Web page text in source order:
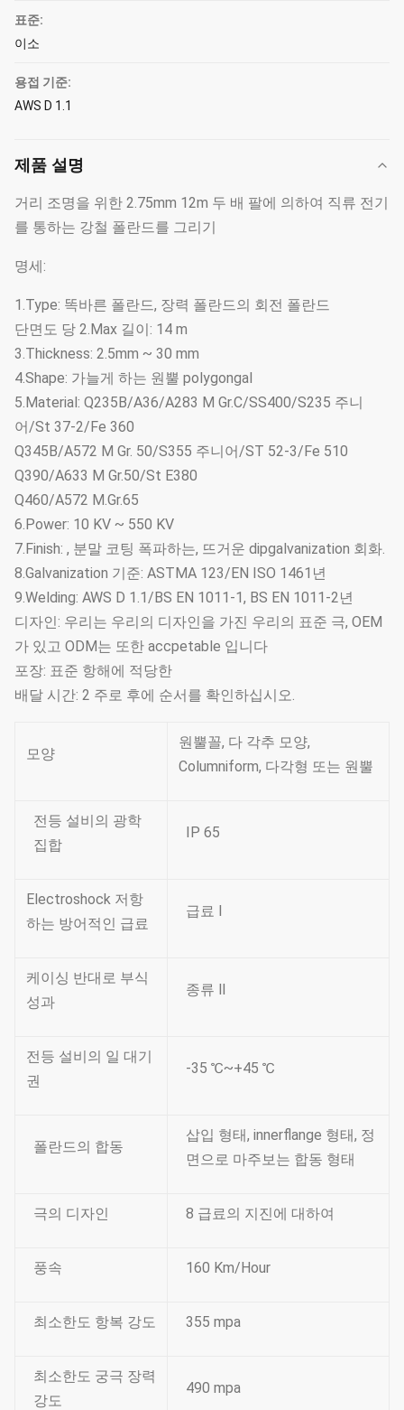
표준:
이소
용접 기준:
AWS D 1.1
제품 설명
거리 조명을 위한 2.75mm 12m 두 배 팔에 의하여 직류 전기
를 통하는 강철 폴란드를 그리기
명세:
1.Type: 똑바른 폴란드, 장력 폴란드의 회전 폴란드
단면도 당 2.Max 길이: 14 m
3.Thickness: 2.5mm ~ 30 mm
4.Shape: 가늘게 하는 원뿔 polygongal
5.Material: Q235B/A36/A283 M Gr.C/SS400/S235 주니
어/St 37-2/Fe 360
Q345B/A572 M Gr. 50/S355 주니어/ST 52-3/Fe 510
Q390/A633 M Gr.50/St E380
Q460/A572 M.Gr.65
6.Power: 10 KV ~ 550 KV
7.Finish: , 분말 코팅 폭파하는, 뜨거운 dipgalvanization 회화.
8.Galvanization 기준: ASTMA 123/EN ISO 1461년
9.Welding: AWS D 1.1/BS EN 1011-1, BS EN 1011-2년
디자인: 우리는 우리의 디자인을 가진 우리의 표준 극, OEM
가 있고 ODM는 또한 accpetable 입니다
포장: 표준 항해에 적당한
배달 시간: 2 주로 후에 순서를 확인하십시오.
모양
원뿔꼴, 다 각추 모양,
Columniform, 다각형 또는 원뿔
전등 설비의 광학
집합
IP 65
Electroshock 저항
하는 방어적인 급료
급료 Ⅰ
케이싱 반대로 부식
성과
종류 Ⅱ
전등 설비의 일 대기
권
-35 ℃~+45 ℃
폴란드의 합동
삽입 형태, innerflange 형태, 정
면으로 마주보는 합동 형태
극의 디자인 8 급료의 지진에 대하여
풍속 160 Km/Hour
최소한도 항복 강도 355 mpa
최소한도 궁극 장력
강도
490 mpa